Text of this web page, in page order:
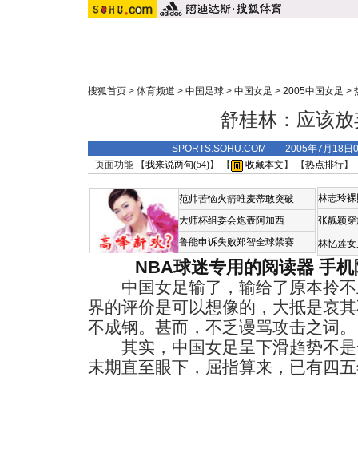
搜狐首页 > 体育频道 > 中国足球 > 中国女足 > 2005中国女足 >
舒桂林：应该
SPORTS.SOHU.COM 2005年7月18日
页面功能 【我来说两句(54)】 【 收藏本文 】 【热点排行】
范帅苦恼火箭唯麦蒂敢突破
大师杯组委会炮轰阿加西
鲁能申诉失败郑智全球禁赛
林志玲
张靓颖
林忆莲
NBA球迷专用的阅读器 手
中国女足输了，输给了原本拎不
界的评价是可以想像的，大抵是哀
不成钢。甚而，不乏谩骂攻击之词。
其实，中国女足呈下滑趋势不是
末期直至眼下，屈指算来，已有四